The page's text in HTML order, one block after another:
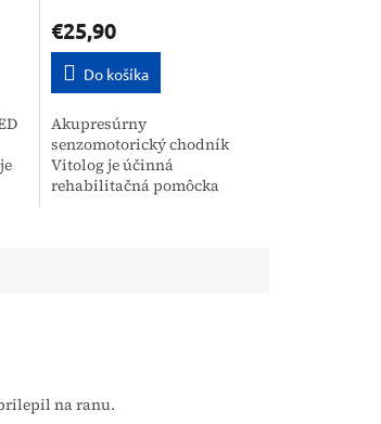
€25,90
Do košíka
Akupresúrny
senzomotorický chodník
Vitolog je účinná
rehabilitačná pomôcka
na ranu.